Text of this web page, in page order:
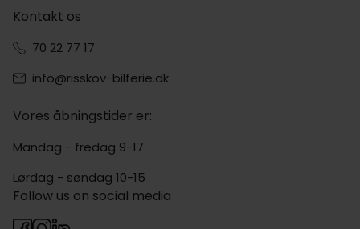
Kontakt os
70 22 77 17
info@risskov-bilferie.dk
Vores åbningstider er:
Mandag - fredag 9-17
Lørdag - søndag 10-15
Follow us on social media